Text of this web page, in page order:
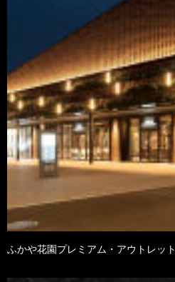
ふかや花園プレミアム・アウトレット